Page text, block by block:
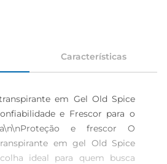
Características
em Gel Old Spice
e Frescor para o
e frescor O
em gel Old Spice
ideal para quem busca